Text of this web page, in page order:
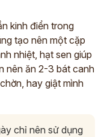
kinh điển trong
tạo nên một cặp
nhiệt, hạt sen giúp
nên ăn 2-3 bát canh
hay giật mình
chỉ nên sử dụng